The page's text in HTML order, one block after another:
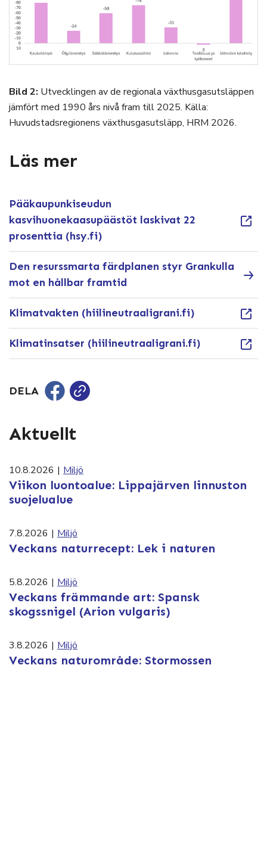
Bild 2: Utvecklingen av de regionala växthusgasutsläppen
jämfört med 1990 års nivå fram till 2025. Källa:
Huvudstadsregionens växthusgasutsläpp, HRM 2026.
Läs mer
Pääkaupunkiseudun
kasvihuonekaasupäästöt laskivat 22
prosenttia (hsy.fi)
Den resurssmarta färdplanen styr Grankulla
mot en hållbar framtid
Klimatvakten (hiilineutraaligrani.fi)
Klimatinsatser (hiilineutraaligrani.fi)
DELA
Aktuellt
10.8.2026 | Miljö
Viikon luontoalue: Lippajärven linnuston
suojelualue
7.8.2026 | Miljö
Veckans naturrecept: Lek i naturen
5.8.2026 | Miljö
Veckans främmande art: Spansk
skogssnigel (Arion vulgaris)
3.8.2026 | Miljö
Veckans naturområde: Stormossen